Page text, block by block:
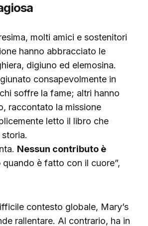
molti amici e sostenitori
hanno abbracciato le
digiuno ed elemosina.
consapevolmente in
soffre la fame; altri hanno
raccontato la missione
letto il libro che
Nessun contributo è
quando è fatto con il cuore”,
contesto globale, Mary’s
rallentare. Al contrario, ha in